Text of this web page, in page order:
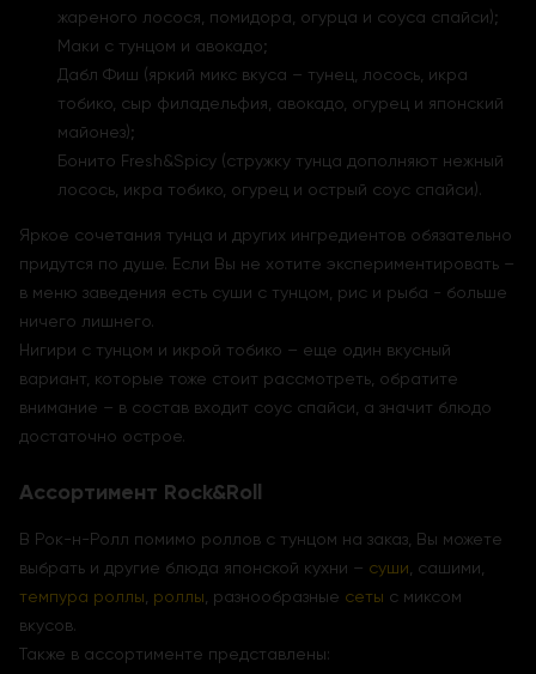
жареного лосося, помидора, огурца и соуса спайси);
Маки с тунцом и авокадо;
Дабл Фиш (яркий микс вкуса – тунец, лосось, икра
тобико, сыр филадельфия, авокадо, огурец и японский
майонез);
Бонито Fresh&Spicy (стружку тунца дополняют нежный
лосось, икра тобико, огурец и острый соус спайси).
Яркое сочетания тунца и других ингредиентов обязательно
придутся по душе. Если Вы не хотите экспериментировать –
в меню заведения есть суши с тунцом, рис и рыба - больше
ничего лишнего.
Нигири с тунцом и икрой тобико – еще один вкусный
вариант, которые тоже стоит рассмотреть, обратите
внимание – в состав входит соус спайси, а значит блюдо
достаточно острое.
Ассортимент Rock&Roll
В Рок-н-Ролл помимо роллов с тунцом на заказ, Вы можете
выбрать и другие блюда японской кухни – суши , сашими,
темпура роллы роллы , разнообразные сеты с миксом
вкусов.
Также в ассортименте представлены: